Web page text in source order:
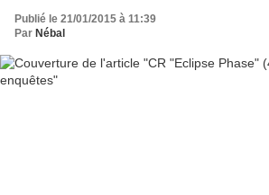
Publié le 21/01/2015 à 11:39
Par Nébal